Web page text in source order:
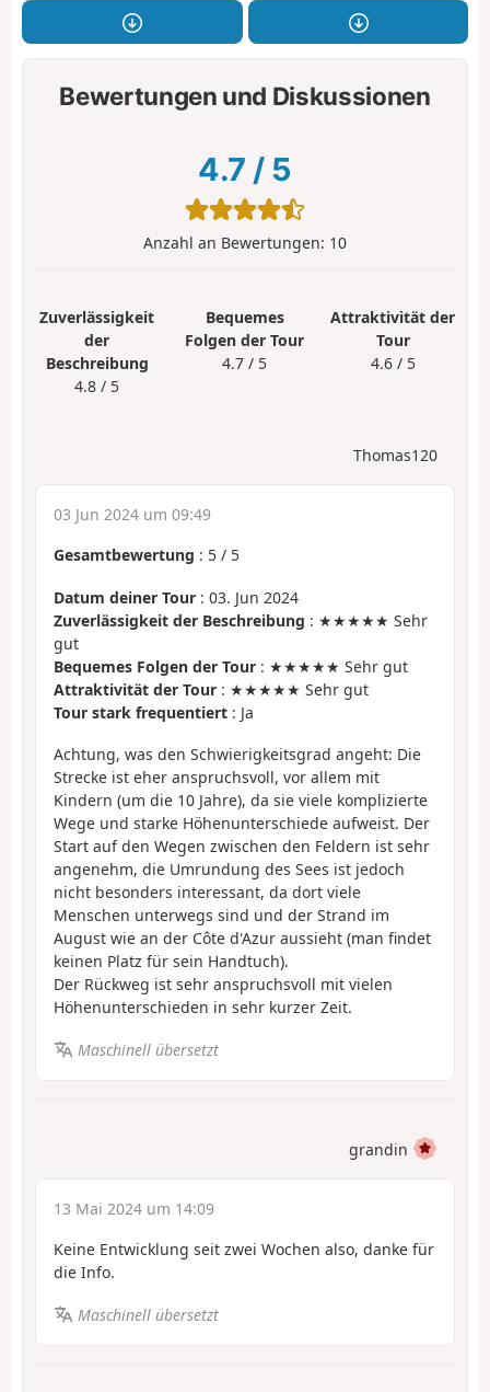
Bewertungen und Diskussionen
4.7 / 5
Anzahl an Bewertungen: 10
Zuverlässigkeit
der
Beschreibung
4.8 / 5
Bequemes
Folgen der Tour
4.7 / 5
Attraktivität der
Tour
4.6 / 5
Thomas120
03 Jun 2024 um 09:49
Gesamtbewertung : 5 / 5
Datum deiner Tour : 03. Jun 2024
Zuverlässigkeit der Beschreibung : ★★★★★ Sehr
gut
Bequemes Folgen der Tour : ★★★★★ Sehr gut
Attraktivität der Tour : ★★★★★ Sehr gut
Tour stark frequentiert : Ja
Achtung, was den Schwierigkeitsgrad angeht: Die
Strecke ist eher anspruchsvoll, vor allem mit
Kindern (um die 10 Jahre), da sie viele komplizierte
Wege und starke Höhenunterschiede aufweist. Der
Start auf den Wegen zwischen den Feldern ist sehr
angenehm, die Umrundung des Sees ist jedoch
nicht besonders interessant, da dort viele
Menschen unterwegs sind und der Strand im
August wie an der Côte d'Azur aussieht (man findet
keinen Platz für sein Handtuch).
Der Rückweg ist sehr anspruchsvoll mit vielen
Höhenunterschieden in sehr kurzer Zeit.
Maschinell übersetzt
grandin
13 Mai 2024 um 14:09
Keine Entwicklung seit zwei Wochen also, danke für
die Info.
Maschinell übersetzt